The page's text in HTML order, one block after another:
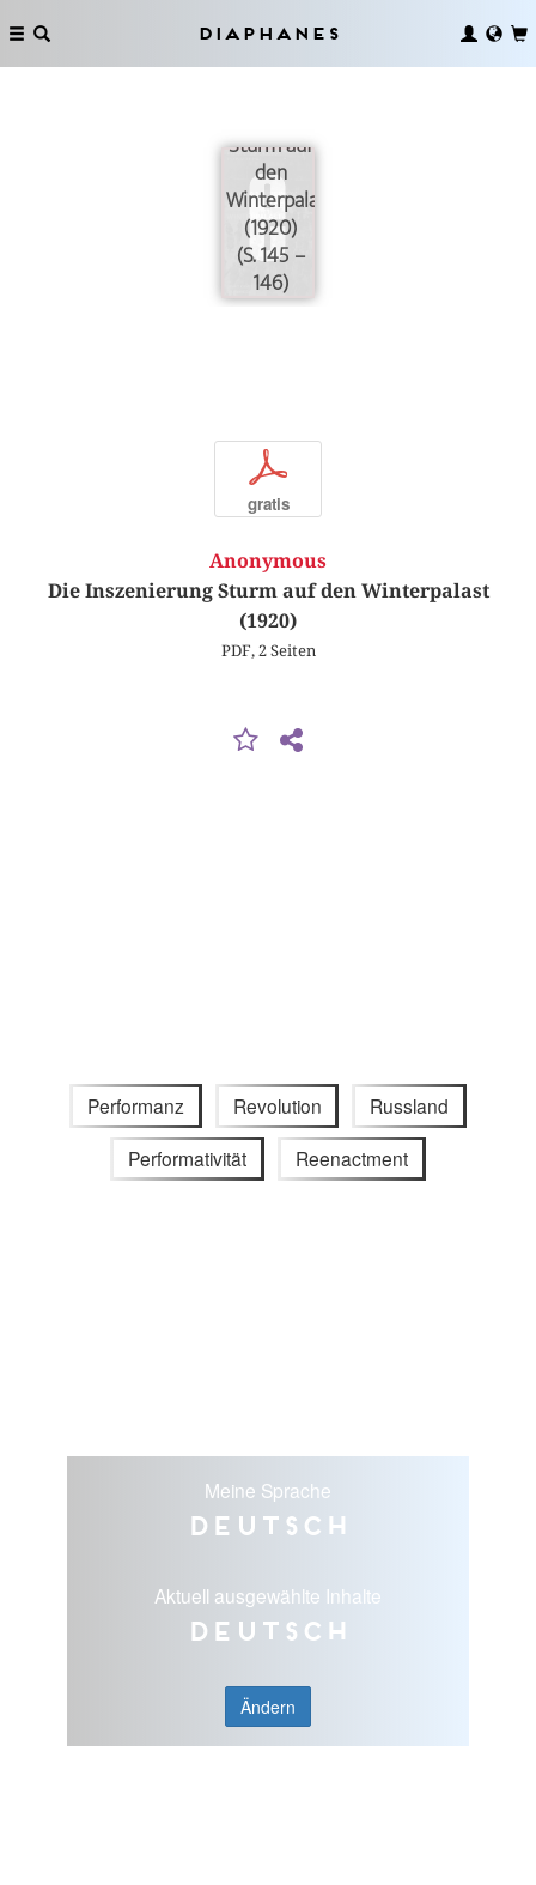
Diaphanes
Sturm auf
den
Winterpalast
(1920)
(S. 145 –
146)
p
gratis
Anonymous
Die Inszenierung Sturm auf den Winterpalast
(1920)
PDF, 2 Seiten
Performanz Revolution Russland
Performativität Reenactment
Meine Sprache
Deutsch
Aktuell ausgewählte Inhalte
Deutsch
Ändern